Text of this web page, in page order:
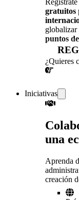
gratuitos
globalizar
puntos
¿Quieres
Iniciativas
una
Aprenda
creación